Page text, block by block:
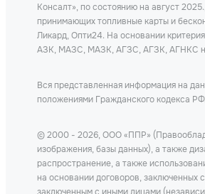
Консалт», по состоянию на август
принимающих топливные карты и
Ликард, Опти24. На основании
АЗК, МАЗС, МАЗК, АГЗС, АГЗК, АГНКС
Вся представленная информация на
положениями Гражданского кодекса РФ.
© 2000 - 2026, ООО «ППР»
изображения, базы данных), а также
распространение, а также
на основании договоров,
заключенным с иными лицами